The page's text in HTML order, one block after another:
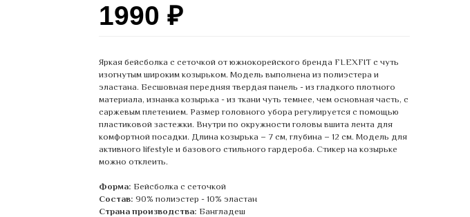
1990 ₽
Яркая бейсболка с сеточкой от южнокорейского бренда FLEXFIT с чуть
изогнутым широким козырьком. Модель выполнена из полиэстера и
эластана. Бесшовная передняя твердая панель - из гладкого плотного
материала, изнанка козырька - из ткани чуть темнее, чем основная часть, с
саржевым плетением. Размер головного убора регулируется с помощью
пластиковой застежки. Внутри по окружности головы вшита лента для
комфортной посадки. Длина козырька – 7 см, глубина – 12 см. Модель для
активного lifestyle и базового стильного гардероба. Стикер на козырьке
можно отклеить.
Форма: Бейсболка с сеточкой
Состав: 90% полиэстер - 10% эластан
Страна производства: Бангладеш